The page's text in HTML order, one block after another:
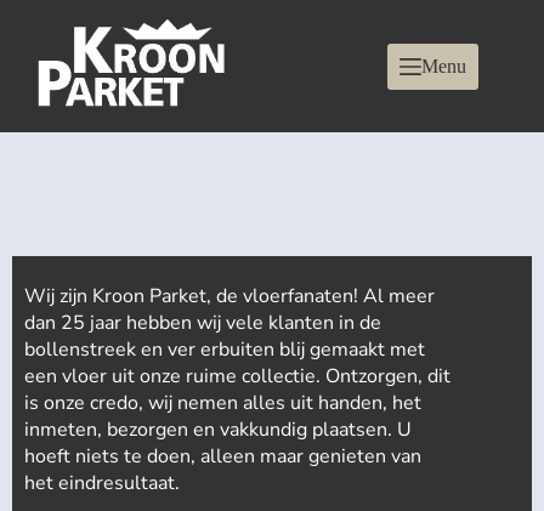
Menu
Wij zijn Kroon Parket, de vloerfanaten! Al meer
dan 25 jaar hebben wij vele klanten in de
bollenstreek en ver erbuiten blij gemaakt met
een vloer uit onze ruime collectie. Ontzorgen, dit
is onze credo, wij nemen alles uit handen, het
inmeten, bezorgen en vakkundig plaatsen. U
hoeft niets te doen, alleen maar genieten van
het eindresultaat.